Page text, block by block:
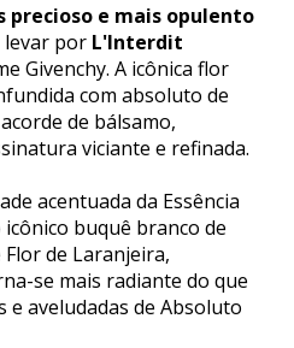
precioso e mais opulento
levar por L'Interdit
Givenchy. A icônica flor
com absoluto de
de bálsamo,
viciante e refinada.
acentuada da Essência
buquê branco de
de Laranjeira,
se mais radiante do que
e aveludadas de Absoluto